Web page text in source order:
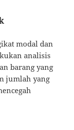
modal dan
analisis
barang yang
jumlah yang